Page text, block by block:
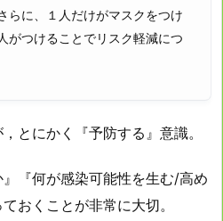
らに、１人だけがマスクをつけ
がつけることでリスク軽減につ
とにかく『予防する』意識。
』『何が感染可能性を生む/高め
おくことが非常に大切。